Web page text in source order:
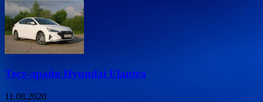
Тест-драйв Hyundai Elantra
11.08.2020